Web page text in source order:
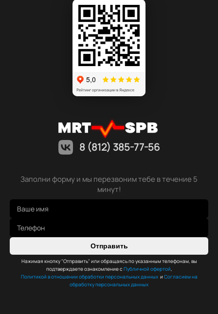
8 (812) 385-77-56
Заполни форму и мы перезвоним тебе в течение 5
минут!
Отправить
Нажимая кнопку "Отправить" или обращаясь по указанным телефонам, вы
подтверждаете ознакомление с Публичной офертой,
Политикой в отношении обработки персональных данных и Согласием на
обработку персональных данных